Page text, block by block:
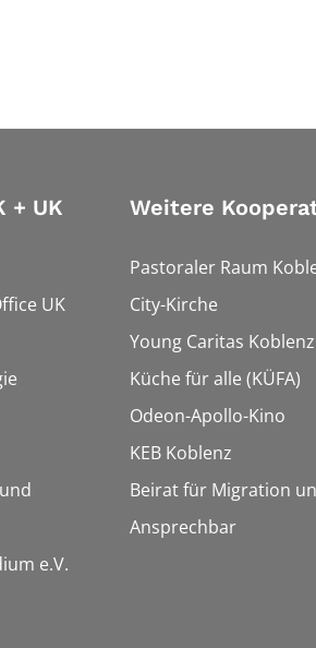
+ UK
UK
e.V.
Weitere
Pastoraler Raum
City-Kirche
Young Caritas Koblenz
Küche für alle (KÜFA)
Odeon-Apollo-Kino
KEB Koblenz
Beirat für Migration
Ansprechbar